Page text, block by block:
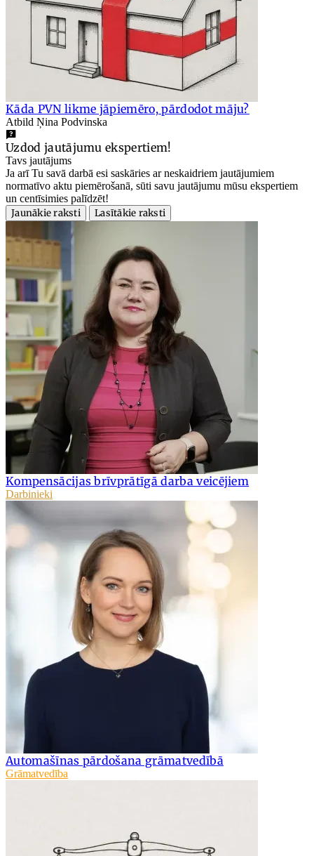
Kāda PVN likme jāpiemēro, pārdodot māju?
Atbild Ņina Podvinska
Uzdod jautājumu ekspertiem!
Tavs jautājums
Ja arī Tu savā darbā esi saskāries ar neskaidriem jautājumiem
normatīvo aktu piemērošanā, sūti savu jautājumu mūsu ekspertiem
un centīsimies palīdzēt!
Jaunākie raksti
Lasītākie raksti
Kompensācijas brīvprātīgā darba veicējiem
Darbinieki
Automašīnas pārdošana grāmatvedībā
Grāmatvedība